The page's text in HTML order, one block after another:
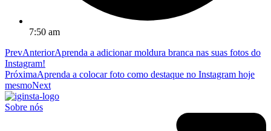
7:50 am
PrevAnteriorAprenda a adicionar moldura branca nas suas fotos do
Instagram!
PróximaAprenda a colocar foto como destaque no Instagram hoje
mesmoNext
Sobre nós